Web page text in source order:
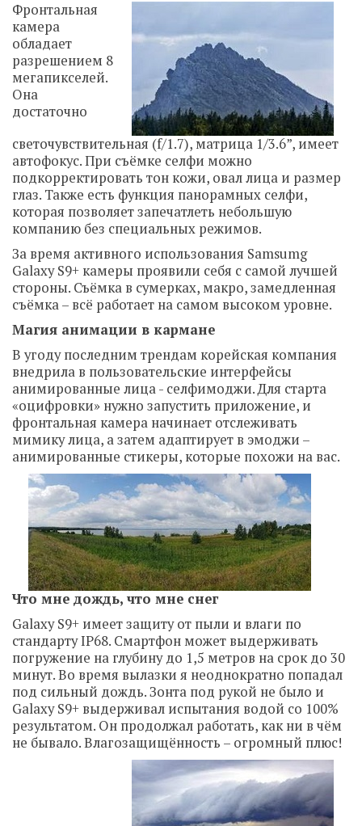
Фронтальная
камера
обладает
разрешением 8
мегапикселей.
Она
достаточно
светочувствительная (f/1.7), матрица 1/3.6”, имеет
автофокус. При съёмке селфи можно
подкорректировать тон кожи, овал лица и размер
глаз. Также есть функция панорамных селфи,
которая позволяет запечатлеть небольшую
компанию без специальных режимов.
За время активного использования Samsumg
Galaxy S9+ камеры проявили себя с самой лучшей
стороны. Съёмка в сумерках, макро, замедленная
съёмка – всё работает на самом высоком уровне.
Магия анимации в кармане
В угоду последним трендам корейская компания
внедрила в пользовательские интерфейсы
анимированные лица - селфимоджи. Для старта
«оцифровки» нужно запустить приложение, и
фронтальная камера начинает отслеживать
мимику лица, а затем адаптирует в эмоджи –
анимированные стикеры, которые похожи на вас.
Что мне дождь, что мне снег
Galaxy S9+ имеет защиту от пыли и влаги по
стандарту IP68. Смартфон может выдерживать
погружение на глубину до 1,5 метров на срок до 30
минут. Во время вылазки я неоднократно попадал
под сильный дождь. Зонта под рукой не было и
Galaxy S9+ выдерживал испытания водой со 100%
результатом. Он продолжал работать, как ни в чём
не бывало. Влагозащищённость – огромный плюс!